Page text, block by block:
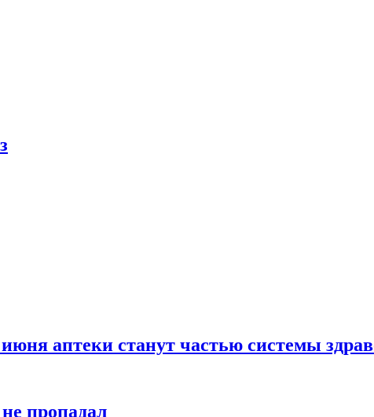
аптеки станут частью системы
пропадал